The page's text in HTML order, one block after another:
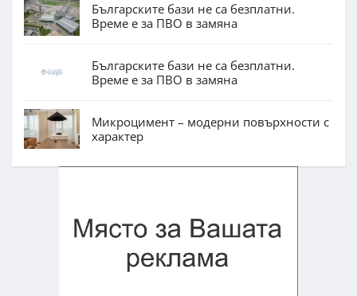
Българските бази не са безплатни.
Време е за ПВО в замяна
Българските бази не са безплатни.
Време е за ПВО в замяна
Микроцимент – модерни повърхности с
характер